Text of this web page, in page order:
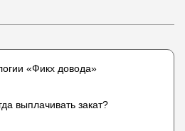
«Фикх довода»
выплачивать закат?